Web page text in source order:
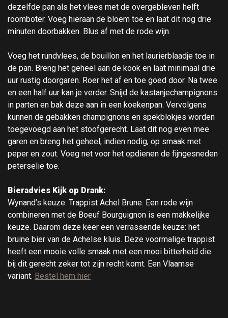
dezelfde pan als het vlees met de overgebleven helft
roomboter. Voeg hieraan de bloem toe en laat dit nog drie
minuten doorbakken. Blus af met de rode wijn.
Voeg het rundvlees, de bouillon en het laurierblaadje toe in
de pan. Breng het geheel aan de kook en laat minimaal drie
uur rustig doorgaren. Roer het af en toe goed door. Na twee
en een half uur kan je verder. Snijd de kastanjechampignons
in parten en bak deze aan in een koekenpan. Vervolgens
kunnen de gebakken champignons en spekblokjes worden
toegevoegd aan het stoofgerecht. Laat dit nog even mee
garen en breng het geheel, indien nodig, op smaak met
peper en zout. Voeg net voor het opdienen de fijngesneden
peterselie toe.
Bieradvies Kijk op Drank:
Wynand’s keuze: Trappist Achel Brune. Een rode wijn
combineren met de Boeuf Bourguignon is een makkelijke
keuze. Daarom deze keer een verrassende keuze: het
bruine bier van de Achelse kluis. Deze voormalige trappist
heeft een mooie volle smaak met een mooi bitterheid die
bij dit gerecht zeker tot zijn recht komt. Een Vlaamse
variant. Bestel hem hier